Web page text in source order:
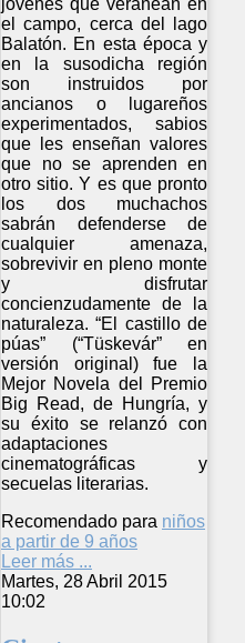
el campo, cerca del lago
Balatón. En esta época y
en la susodicha región
son instruidos por
ancianos o lugareños
experimentados, sabios
que les enseñan valores
que no se aprenden en
otro sitio. Y es que pronto
los dos muchachos
sabrán defenderse de
cualquier amenaza,
sobrevivir en pleno monte
y disfrutar
concienzudamente de la
naturaleza. “El castillo de
púas” (“Tüskevár” en
versión original) fue la
Mejor Novela del Premio
Big Read, de Hungría, y
su éxito se relanzó con
adaptaciones
cinematográficas y
secuelas literarias.
Recomendado para niños
a partir de 9 años
Leer más ...
Martes, 28 Abril 2015
10:02